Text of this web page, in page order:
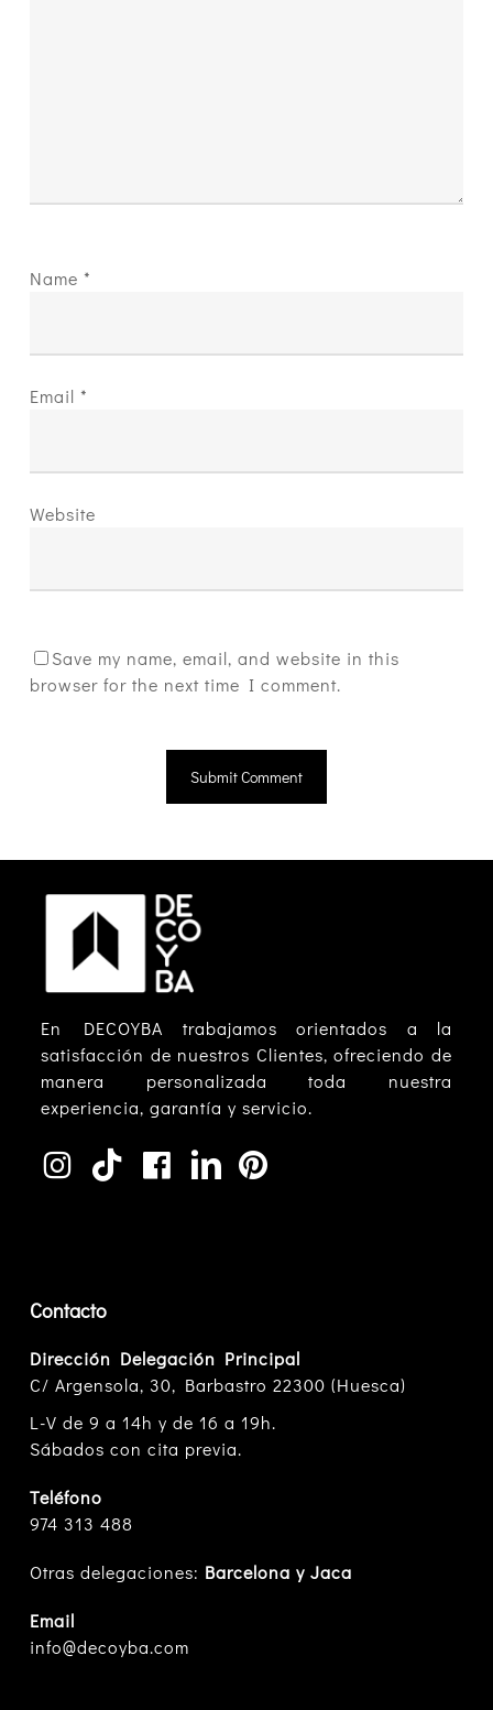
Name *
Email *
Website
Save my name, email, and website in this
browser for the next time I comment.
En DECOYBA trabajamos orientados a la
satisfacción de nuestros Clientes, ofreciendo de
manera personalizada toda nuestra
experiencia, garantía y servicio.
Contacto
Dirección Delegación Principal
C/ Argensola, 30, Barbastro 22300 (Huesca)
L-V de 9 a 14h y de 16 a 19h.
Sábados con cita previa.
Teléfono
974 313 488
Otras delegaciones: Barcelona y Jaca
Email
info@decoyba.com